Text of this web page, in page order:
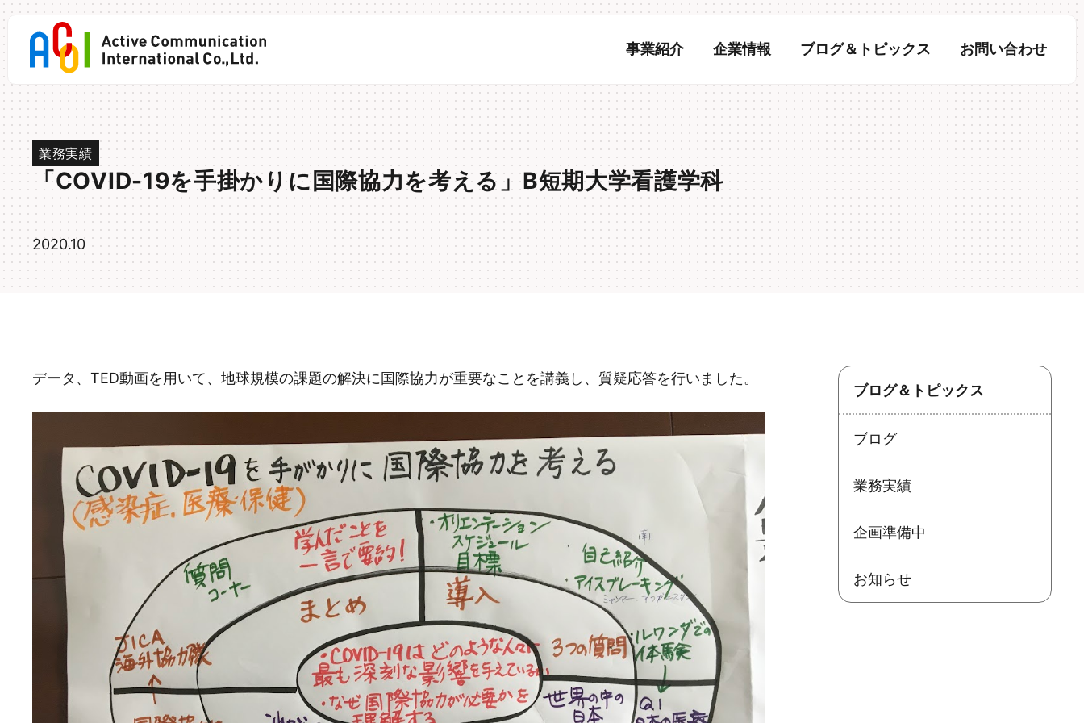
Skip
to
content
事業紹介 企業情報 ブログ＆トピックス お問い合わせ
業務実績
「COVID-19を手掛かりに国際協力を考える」B短期大学看護学科
2020.10
データ、TED動画を用いて、地球規模の課題の解決に国際協力が重要なことを講義し、質疑応答を行いました​。
ブログ＆トピックス
ブログ
業務実績
企画準備中
お知らせ